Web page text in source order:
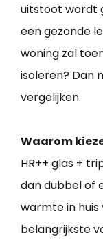
uitstoot wordt
een gezonde
woning zal
isoleren? Dan
vergelijken.
Waarom
HR++ glas +
dan dubbel of
warmte in
belangrijkste